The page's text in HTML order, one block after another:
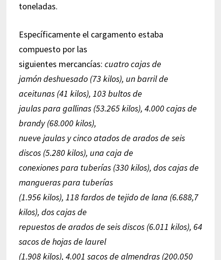
toneladas.
Específicamente el cargamento estaba
compuesto por las
siguientes mercancías: cuatro cajas de
jamón deshuesado (73 kilos), un barril de
aceitunas (41 kilos), 103 bultos de
jaulas para gallinas (53.265 kilos), 4.000 cajas de
brandy (68.000 kilos),
nueve jaulas y cinco atados de arados de seis
discos (5.280 kilos), una caja de
conexiones para tuberías (330 kilos), dos cajas de
mangueras para tuberías
(1.956 kilos), 118 fardos de tejido de lana (6.688,7
kilos), dos cajas de
repuestos de arados de seis discos (6.011 kilos), 64
sacos de hojas de laurel
(1.908 kilos), 4.001 sacos de almendras (200.050